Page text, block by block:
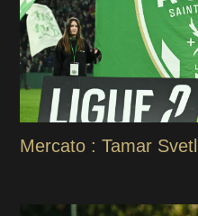
Mercato : Tamar